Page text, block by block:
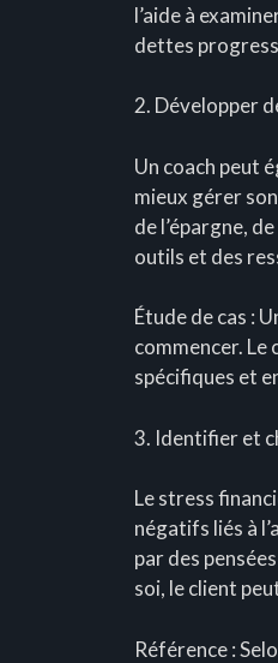
l’aide à
dettes
2. Développer
Un coach peut
mieux gérer
de l’épargne,
outils et des
Étude de cas :
commencer. Le
spécifiques et
3. Identifier et
Le stress
négatifs liés à
par des
soi, le client
Référence :